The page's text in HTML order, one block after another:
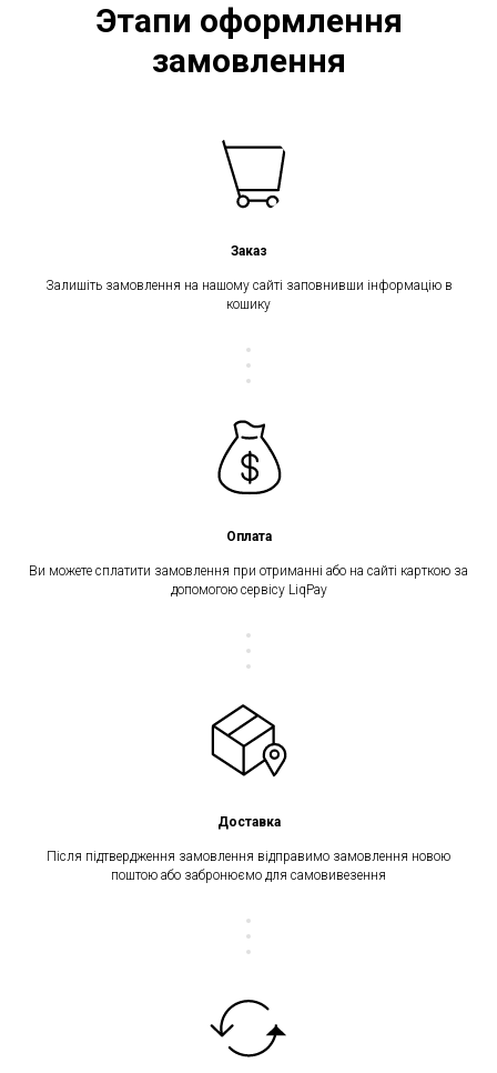
Этапи оформлення
замовлення
Заказ
Залишіть замовлення на нашому сайті заповнивши інформацію в
кошику
Оплата
Ви можете сплатити замовлення при отриманні або на сайті карткою за
допомогою сервісу LiqPay
Доставка
Після підтвердження замовлення відправимо замовлення новою
поштою або забронюємо для самовивезення